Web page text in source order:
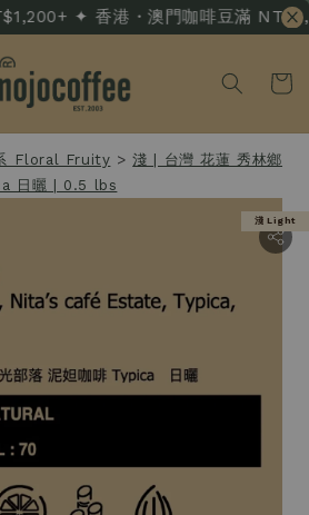
✦ 香港・澳門咖啡豆滿
Floral Fruity >淺 | 台灣 花蓮 秀林鄉
日曬 | 0.5 lbs
淺 Light